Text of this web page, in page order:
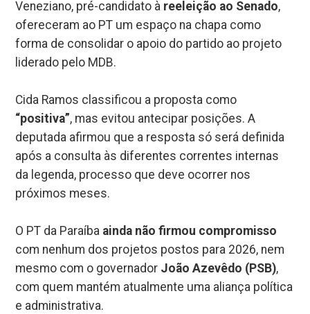
Veneziano, pré-candidato à reeleição ao Senado,
ofereceram ao PT um espaço na chapa como
forma de consolidar o apoio do partido ao projeto
liderado pelo MDB.
Cida Ramos classificou a proposta como
“positiva”, mas evitou antecipar posições. A
deputada afirmou que a resposta só será definida
após a consulta às diferentes correntes internas
da legenda, processo que deve ocorrer nos
próximos meses.
O PT da Paraíba ainda não firmou compromisso
com nenhum dos projetos postos para 2026, nem
mesmo com o governador João Azevêdo (PSB),
com quem mantém atualmente uma aliança política
e administrativa.